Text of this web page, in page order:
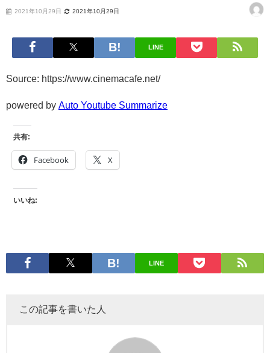
2021年10月29日 2021年10月29日
LINE
Source: https://www.cinemacafe.net/
powered by Auto Youtube Summarize
共有:
Facebook X
いいね:
LINE
この記事を書いた人